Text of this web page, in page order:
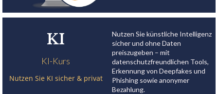
KI
KI-Kurs
Nutzen Sie KI sicher & privat
Nutzen Sie künstliche Intelligenz
sicher und ohne Daten
preiszugeben – mit
datenschutzfreundlichen Tools,
Erkennung von Deepfakes und
Phishing sowie anonymer
Bezahlung.